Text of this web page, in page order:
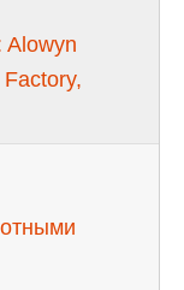
Alowyn